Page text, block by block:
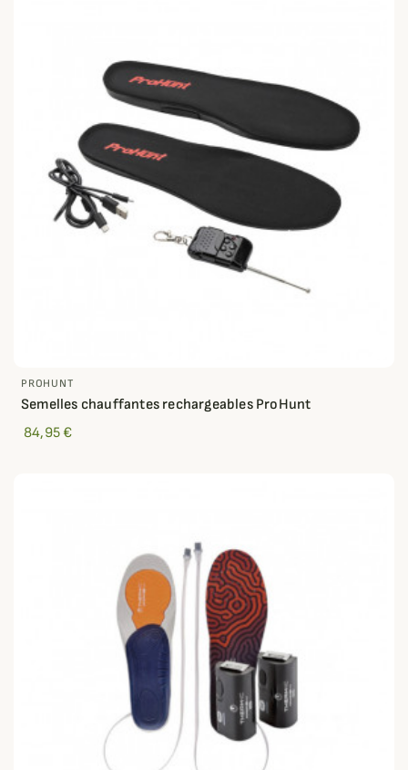
PROHUNT
Semelles chauffantes rechargeables ProHunt
84,95 €